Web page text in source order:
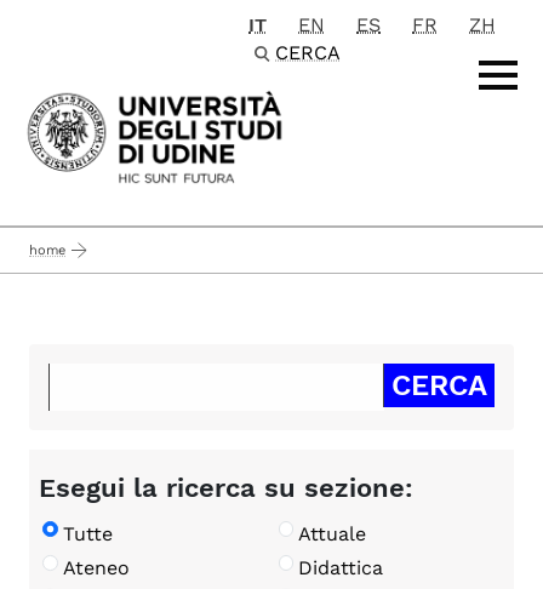
Passa al contenuto principale
IT EN ES FR
ZH
CERCA
home
Esegui la ricerca su sezione:
Tutte
Attuale
Ateneo
Didattica